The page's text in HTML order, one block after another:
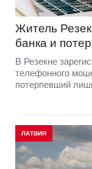
Житель
банка и
В Резекне
телефонного
потерпевший
ЛАТВИЯ